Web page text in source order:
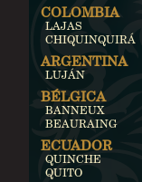
COLOMBIA
LAJAS
CHIQUINQUIRÁ
ARGENTINA
LUJÁN
BÉLGICA
BANNEUX
BEAURAING
ECUADOR
QUINCHE
QUITO